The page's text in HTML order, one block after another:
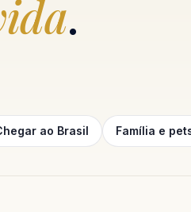
.
ao Brasil Família e